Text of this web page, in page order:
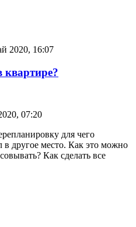
2020, 16:07
квартире?
07:20
для чего
в другое место. Как это можно
Как сделать все